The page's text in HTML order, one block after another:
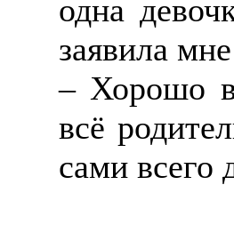
одна
заявила
– Хорошо
всё
сами всего